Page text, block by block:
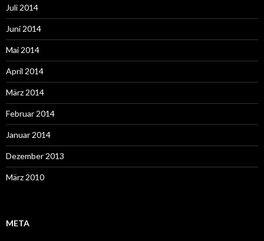
Juli 2014
Juni 2014
Mai 2014
April 2014
März 2014
Februar 2014
Januar 2014
Dezember 2013
März 2010
META